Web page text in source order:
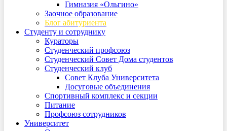
Гимназия «Ольгино»
Заочное образование
Блог абитуриента
Студенту и сотруднику
Кураторы
Студенческий профсоюз
Студенческий Совет Дома студентов
Студенческий клуб
Совет Клуба Университета
Досуговые объединения
Спортивный комплекс и секции
Питание
Профсоюз сотрудников
Университет